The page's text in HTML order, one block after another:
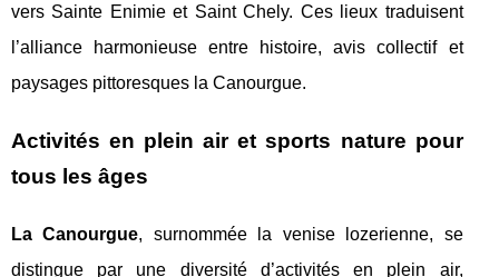
vers Sainte Enimie et Saint Chely. Ces lieux traduisent
l’alliance harmonieuse entre histoire, avis collectif et
paysages pittoresques la Canourgue.
Activités en plein air et sports nature pour
tous les âges
La Canourgue, surnommée la venise lozerienne, se
distingue par une diversité d’activités en plein air,